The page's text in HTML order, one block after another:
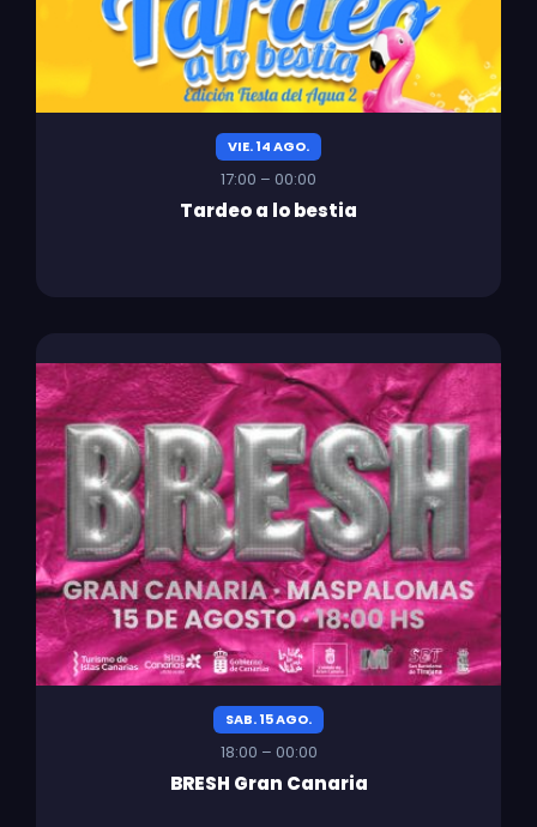
VIE. 14 AGO.
17:00 – 00:00
Tardeo a lo bestia
SAB. 15 AGO.
18:00 – 00:00
BRESH Gran Canaria